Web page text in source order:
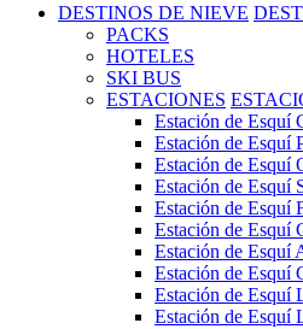
DESTINOS DE NIEVE
PACKS
HOTELES
SKI BUS
ESTACIONES
Estación de Esquí
Estación de Esquí
Estación de Esquí
Estación de Esquí
Estación de Esquí
Estación de Esquí
Estación de Esquí
Estación de Esquí
Estación de Esquí
Estación de Esquí